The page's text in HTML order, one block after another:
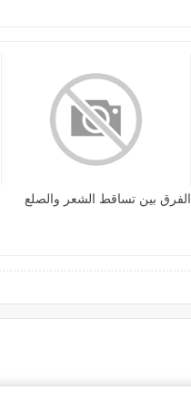
الفرق بين تساقط الشعر والصلع